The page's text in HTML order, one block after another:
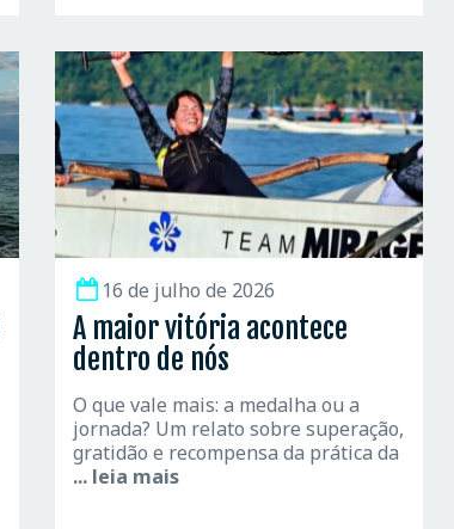
16 de julho de 2026
A maior vitória acontece
dentro de nós
O que vale mais: a medalha ou a
jornada? Um relato sobre superação,
gratidão e recompensa da prática da
... leia mais